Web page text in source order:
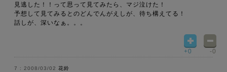
見逃した！！って思って見てみたら、マジ泣けた！
予想して見てみるとのどんでんがえしが、待ち構えてる！
話しが、深いなぁ。。。
+0 -0
2008/03/02 花鈴